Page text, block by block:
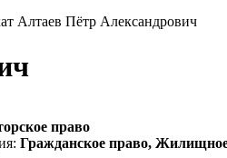
Алтаев Пётр Александрович
право
Гражданское право,